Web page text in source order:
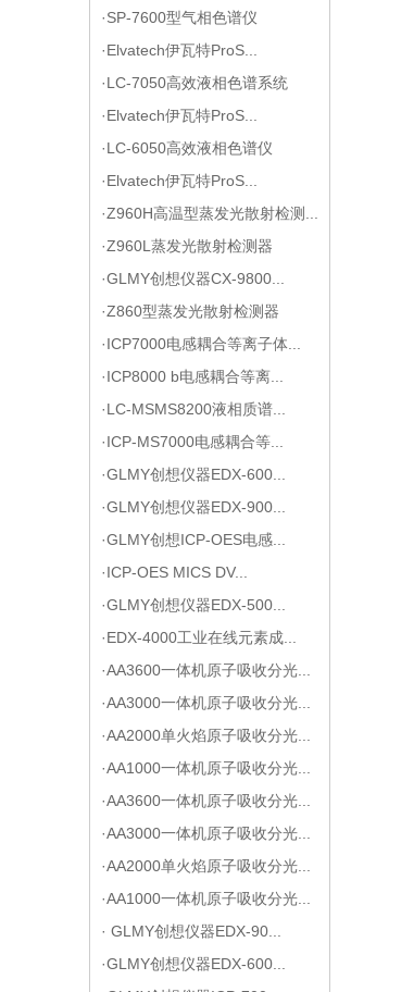
·SP-7600型气相色谱仪
·Elvatech伊瓦特ProS...
·LC-7050高效液相色谱系统
·Elvatech伊瓦特ProS...
·LC-6050高效液相色谱仪
·Elvatech伊瓦特ProS...
·Z960H高温型蒸发光散射检测...
·Z960L蒸发光散射检测器
·GLMY创想仪器CX-9800...
·Z860型蒸发光散射检测器
·ICP7000电感耦合等离子体...
·ICP8000 b电感耦合等离...
·LC-MSMS8200液相质谱...
·ICP-MS7000电感耦合等...
·GLMY创想仪器EDX-600...
·GLMY创想仪器EDX-900...
·GLMY创想ICP-OES电感...
·ICP-OES MICS DV...
·GLMY创想仪器EDX-500...
·EDX-4000工业在线元素成...
·AA3600一体机原子吸收分光...
·AA3000一体机原子吸收分光...
·AA2000单火焰原子吸收分光...
·AA1000一体机原子吸收分光...
·AA3600一体机原子吸收分光...
·AA3000一体机原子吸收分光...
·AA2000单火焰原子吸收分光...
·AA1000一体机原子吸收分光...
· GLMY创想仪器EDX-90...
·GLMY创想仪器EDX-600...